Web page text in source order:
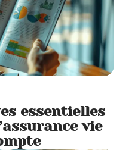
essentielles
vie